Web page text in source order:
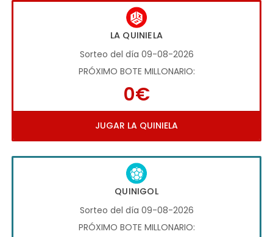
LA QUINIELA
Sorteo del día 09-08-2026
PRÓXIMO BOTE MILLONARIO:
0€
JUGAR LA QUINIELA
QUINIGOL
Sorteo del día 09-08-2026
PRÓXIMO BOTE MILLONARIO: